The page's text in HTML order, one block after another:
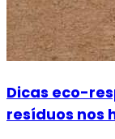
Dicas eco-
resíduos nos